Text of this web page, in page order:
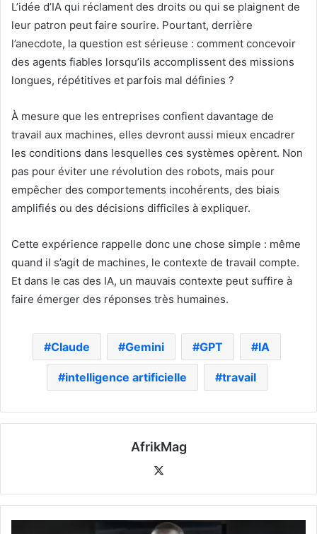
L’idée d’IA qui réclament des droits ou qui se plaignent de
leur patron peut faire sourire. Pourtant, derrière
l’anecdote, la question est sérieuse : comment concevoir
des agents fiables lorsqu’ils accomplissent des missions
longues, répétitives et parfois mal définies ?
À mesure que les entreprises confient davantage de
travail aux machines, elles devront aussi mieux encadrer
les conditions dans lesquelles ces systèmes opèrent. Non
pas pour éviter une révolution des robots, mais pour
empêcher des comportements incohérents, des biais
amplifiés ou des décisions difficiles à expliquer.
Cette expérience rappelle donc une chose simple : même
quand il s’agit de machines, le contexte de travail compte.
Et dans le cas des IA, un mauvais contexte peut suffire à
faire émerger des réponses très humaines.
Claude Gemini GPT IA
intelligence artificielle travail
AfrikMag